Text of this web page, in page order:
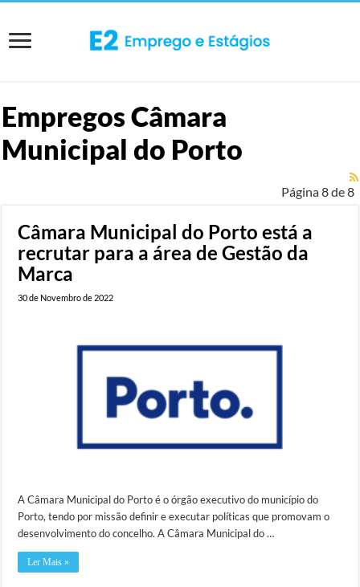
EmpregosCâmara
Municipal do Porto
Página 8 de 8
Câmara Municipal do Porto está a
recrutar para a área de Gestão da
Marca
30 de Novembro de 2022
A Câmara Municipal do Porto é o órgão executivo do município do
Porto, tendo por missão definir e executar políticas que promovam o
desenvolvimento do concelho. A Câmara Municipal do …
Ler Mais »